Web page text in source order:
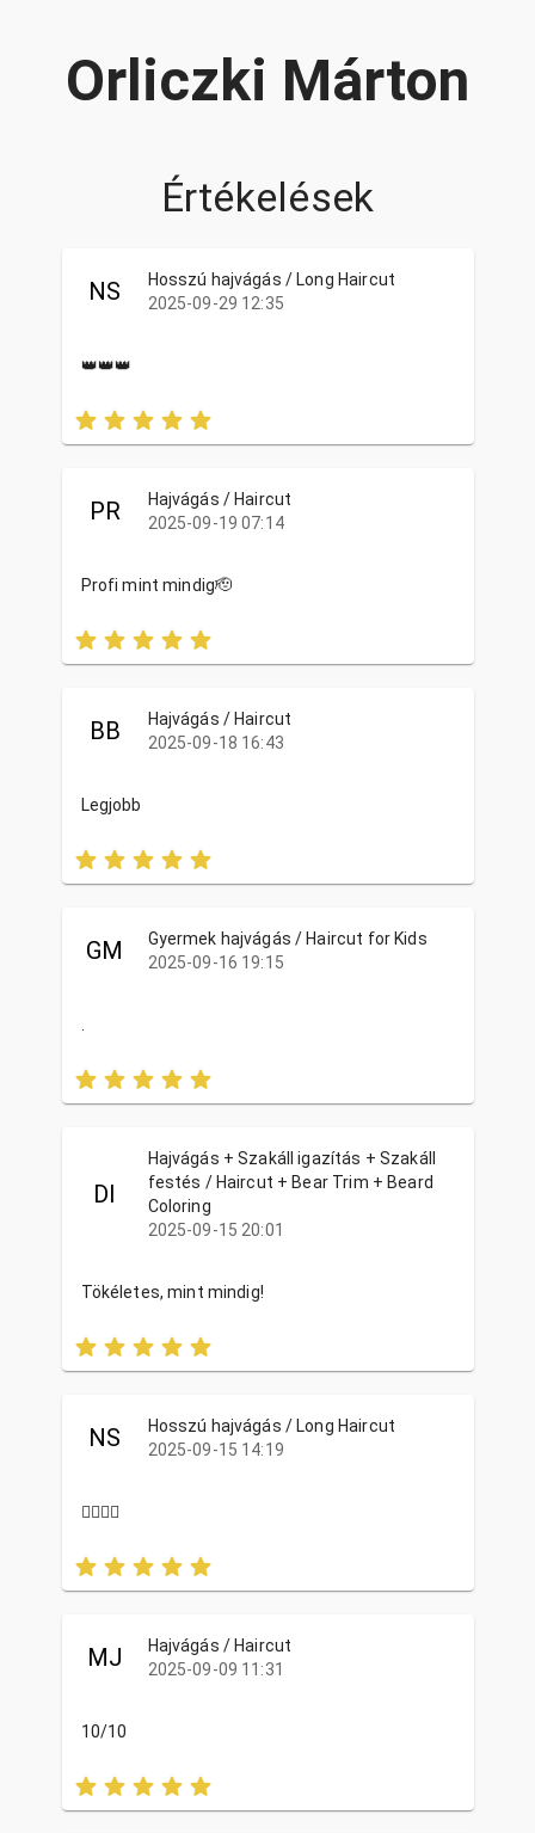
Orliczki Márton
Értékelések
NS
Hosszú hajvágás / Long Haircut
2025-09-29 12:35
👑👑👑
PR
Hajvágás / Haircut
2025-09-19 07:14
Profi mint mindig🫡
BB
Hajvágás / Haircut
2025-09-18 16:43
Legjobb
GM
Gyermek hajvágás / Haircut for Kids
2025-09-16 19:15
DI
Hajvágás + Szakáll igazítás + Szakáll
festés / Haircut + Bear Trim + Beard
Coloring
2025-09-15 20:01
Tökéletes, mint mindig!
NS
Hosszú hajvágás / Long Haircut
2025-09-15 14:19
❤️‍🔥❤️‍🔥
MJ
Hajvágás / Haircut
2025-09-09 11:31
10/10